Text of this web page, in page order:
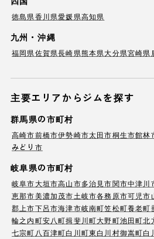
徳島県香川県愛媛県高知県
九州・沖縄
福岡県佐賀県長崎県熊本県大分県宮崎県
主要エリアからジムを探す
群馬県の市町村
高崎市前橋市伊勢崎市太田市桐生市館林
みどり市
岐阜県の市町村
岐阜市大垣市高山市多治見市関市中津川
恵那市美濃加茂市土岐市各務原市可児市
郡上市下呂市海津市岐南町笠松町養老町
輪之内町安八町揖斐川町大野町池田町北
七宗町 八百津町白川町東白川村御嵩町白